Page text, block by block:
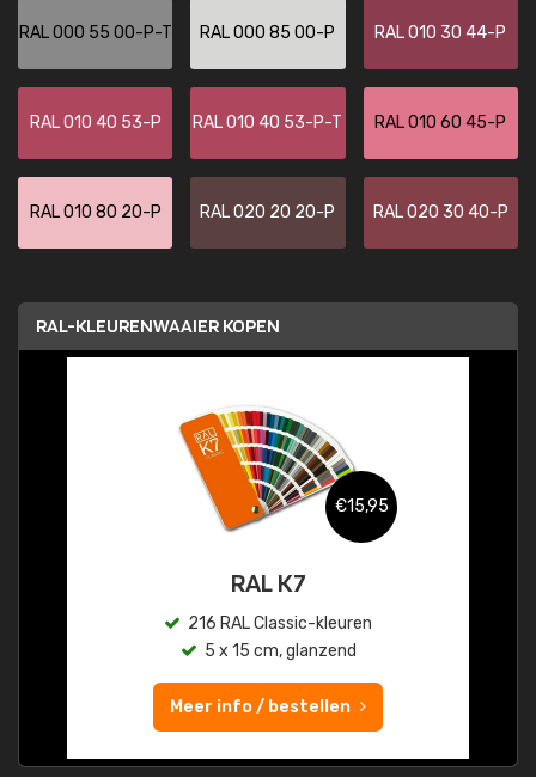
RAL 000 55 00-P-T RAL 000 85 00-P RAL 010 30 44-P
RAL 010 40 53-P RAL 010 40 53-P-T RAL 010 60 45-P
RAL 010 80 20-P RAL 020 20 20-P RAL 020 30 40-P
RAL-KLEURENWAAIER KOPEN
€15,95
RAL K7
216 RAL Classic-kleuren
5 x 15 cm, glanzend
Meer info / bestellen